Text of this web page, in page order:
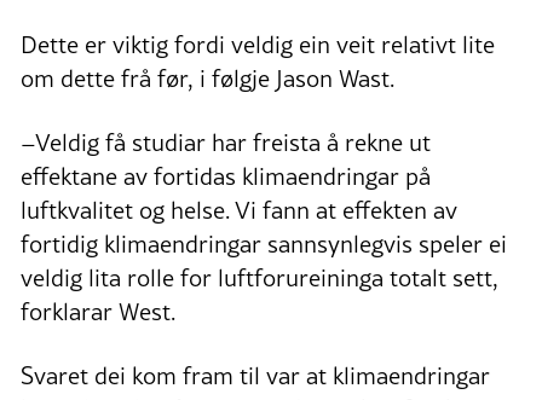
Dette er viktig fordi veldig ein veit relativt lite
om dette frå før, i følgje Jason Wast.
–Veldig få studiar har freista å rekne ut
effektane av fortidas klimaendringar på
luftkvalitet og helse. Vi fann at effekten av
fortidig klimaendringar sannsynlegvis speler ei
veldig lita rolle for luftforureininga totalt sett,
forklarar West.
Svaret dei kom fram til var at klimaendringar